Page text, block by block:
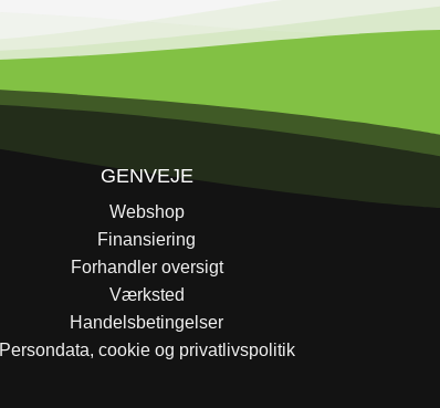
GENVEJE
Webshop
Finansiering
Forhandler oversigt
Værksted
Handelsbetingelser
Persondata, cookie og privatlivspolitik